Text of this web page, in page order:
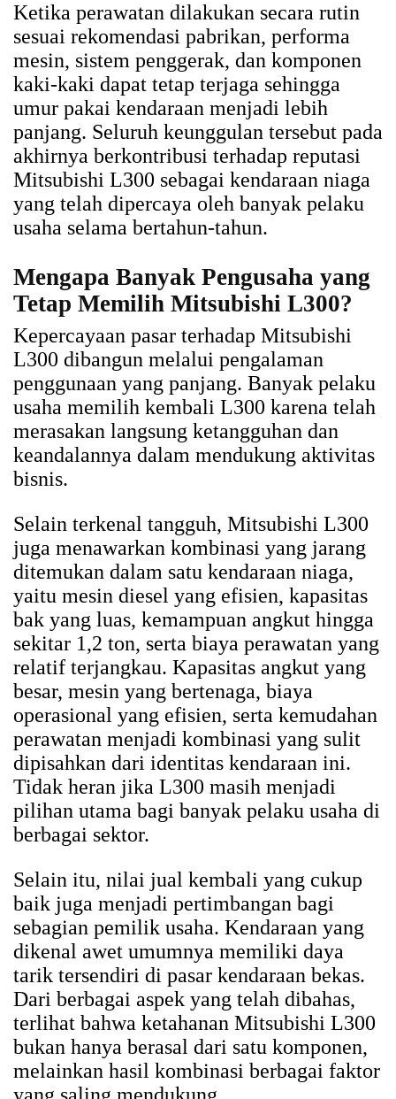
Ketika perawatan dilakukan secara rutin
sesuai rekomendasi pabrikan, performa
mesin, sistem penggerak, dan komponen
kaki-kaki dapat tetap terjaga sehingga
umur pakai kendaraan menjadi lebih
panjang. Seluruh keunggulan tersebut pada
akhirnya berkontribusi terhadap reputasi
Mitsubishi L300 sebagai kendaraan niaga
yang telah dipercaya oleh banyak pelaku
usaha selama bertahun-tahun.
Mengapa Banyak Pengusaha yang
Tetap Memilih Mitsubishi L300?
Kepercayaan pasar terhadap Mitsubishi
L300 dibangun melalui pengalaman
penggunaan yang panjang. Banyak pelaku
usaha memilih kembali L300 karena telah
merasakan langsung ketangguhan dan
keandalannya dalam mendukung aktivitas
bisnis.
Selain terkenal tangguh, Mitsubishi L300
juga menawarkan kombinasi yang jarang
ditemukan dalam satu kendaraan niaga,
yaitu mesin diesel yang efisien, kapasitas
bak yang luas, kemampuan angkut hingga
sekitar 1,2 ton, serta biaya perawatan yang
relatif terjangkau. Kapasitas angkut yang
besar, mesin yang bertenaga, biaya
operasional yang efisien, serta kemudahan
perawatan menjadi kombinasi yang sulit
dipisahkan dari identitas kendaraan ini.
Tidak heran jika L300 masih menjadi
pilihan utama bagi banyak pelaku usaha di
berbagai sektor.
Selain itu, nilai jual kembali yang cukup
baik juga menjadi pertimbangan bagi
sebagian pemilik usaha. Kendaraan yang
dikenal awet umumnya memiliki daya
tarik tersendiri di pasar kendaraan bekas.
Dari berbagai aspek yang telah dibahas,
terlihat bahwa ketahanan Mitsubishi L300
bukan hanya berasal dari satu komponen,
melainkan hasil kombinasi berbagai faktor